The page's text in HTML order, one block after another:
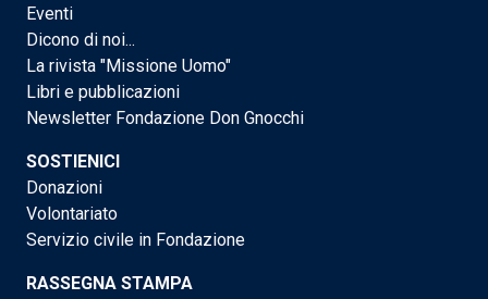
Eventi
Dicono di noi...
La rivista "Missione Uomo"
Libri e pubblicazioni
Newsletter Fondazione Don Gnocchi
SOSTIENICI
Donazioni
Volontariato
Servizio civile in Fondazione
RASSEGNA STAMPA